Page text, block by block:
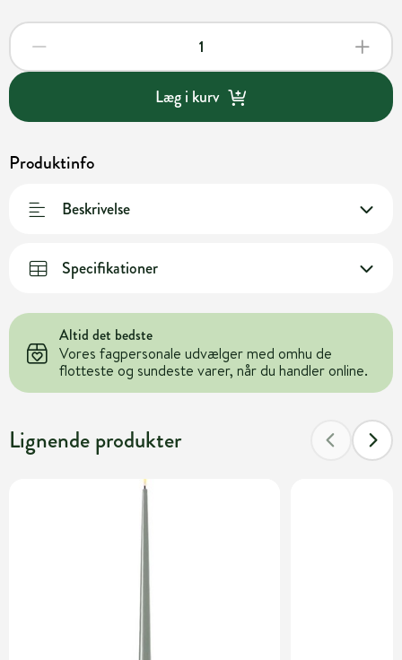
Læg i kurv
Produktinfo
Beskrivelse
Specifikationer
Altid det bedste
Vores fagpersonale udvælger med omhu de
flotteste og sundeste varer, når du handler online.
Lignende produkter